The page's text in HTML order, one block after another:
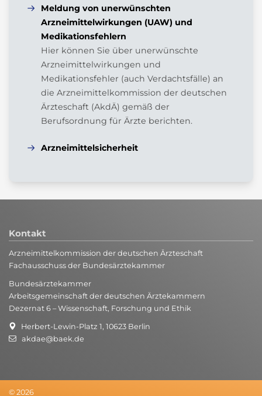
Meldung von unerwünschten
Arzneimittelwirkungen (UAW) und
Medikationsfehlern
Hier können Sie über unerwünschte
Arzneimittelwirkungen und
Medikationsfehler (auch Verdachtsfälle) an
die Arzneimittelkommission der deutschen
Ärzteschaft (AkdÄ) gemäß der
Berufsordnung für Ärzte berichten.
Arzneimittelsicherheit
Kontakt
Arzneimittelkommission der deutschen Ärzteschaft
Fachausschuss der Bundesärztekammer
Bundesärztekammer
Arbeitsgemeinschaft der deutschen Ärztekammern
Dezernat 6 – Wissenschaft, Forschung und Ethik
Herbert-Lewin-Platz 1, 10623 Berlin
akdae@baek.de
© 2026